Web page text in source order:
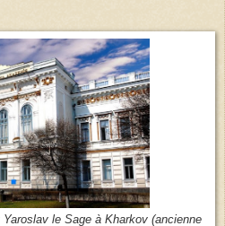
Yaroslav le Sage à Kharkov (ancienne